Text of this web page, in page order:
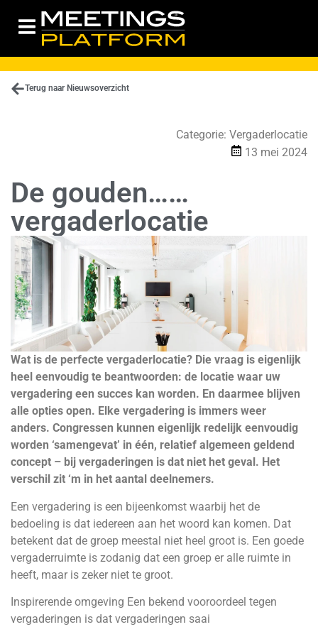
Terug naar Nieuwsoverzicht
Categorie: Vergaderlocatie
13 mei 2024
De gouden……
vergaderlocatie
Wat is de perfecte vergaderlocatie? Die vraag is eigenlijk
heel eenvoudig te beantwoorden: de locatie waar uw
vergadering een succes kan worden. En daarmee blijven
alle opties open. Elke vergadering is immers weer
anders. Congressen kunnen eigenlijk redelijk eenvoudig
worden ‘samengevat’ in één, relatief algemeen geldend
concept – bij vergaderingen is dat niet het geval. Het
verschil zit ‘m in het aantal deelnemers.
Een vergadering is een bijeenkomst waarbij het de
bedoeling is dat iedereen aan het woord kan komen. Dat
betekent dat de groep meestal niet heel groot is. Een goede
vergaderruimte is zodanig dat een groep er alle ruimte in
heeft, maar is zeker niet te groot.
Inspirerende omgeving Een bekend vooroordeel tegen
vergaderingen is dat vergaderingen saai